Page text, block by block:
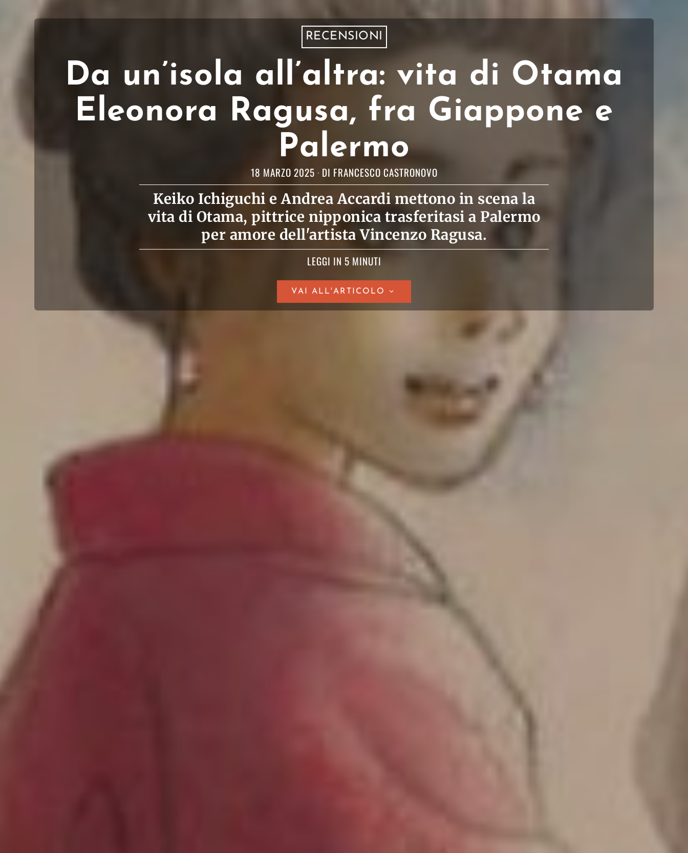
RECENSIONI
Da un’isola all’altra: vita di Otama
Eleonora Ragusa, fra Giappone e
Palermo
18 MARZO 2025 DI FRANCESCO CASTRONOVO
Keiko Ichiguchi e Andrea Accardi mettono in scena la
vita di Otama, pittrice nipponica trasferitasi a Palermo
per amore dell'artista Vincenzo Ragusa.
LEGGI IN 5 MINUTI
VAI ALL'ARTICOLO